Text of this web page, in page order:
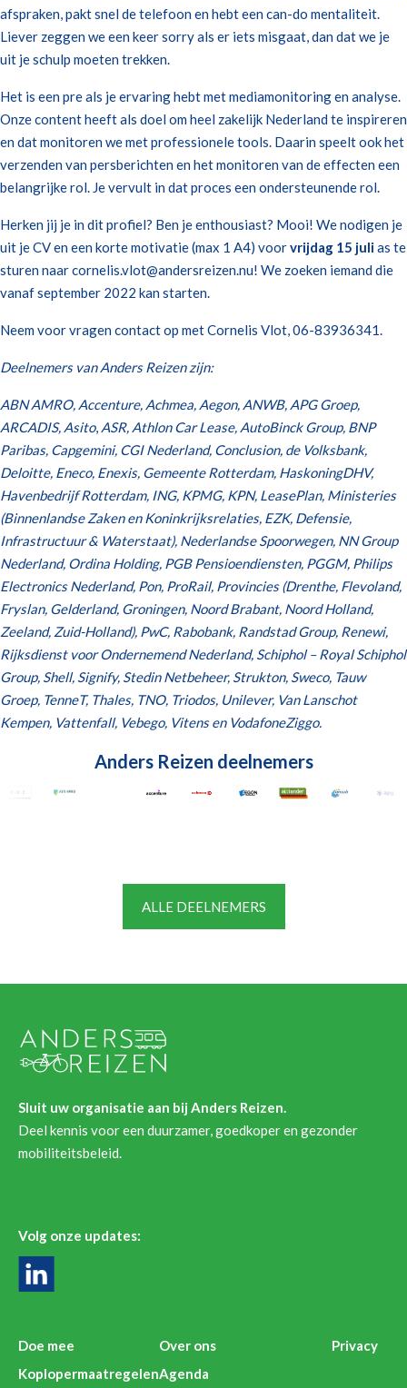
afspraken, pakt snel de telefoon en hebt een can-do mentaliteit.
Liever zeggen we een keer sorry als er iets misgaat, dan dat we je
uit je schulp moeten trekken.
Het is een pre als je ervaring hebt met mediamonitoring en analyse.
Onze content heeft als doel om heel zakelijk Nederland te inspireren
en dat monitoren we met professionele tools. Daarin speelt ook het
verzenden van persberichten en het monitoren van de effecten een
belangrijke rol. Je vervult in dat proces een ondersteunende rol.
Herken jij je in dit profiel? Ben je enthousiast? Mooi! We nodigen je
uit je CV en een korte motivatie (max 1 A4) voorvrijdag 15 julias te
sturen naar cornelis.vlot@andersreizen.nu! We zoeken iemand die
vanaf september 2022 kan starten.
Neem voor vragen contact op met Cornelis Vlot, 06-83936341.
Deelnemers van Anders Reizen zijn:
ABN AMRO, Accenture, Achmea, Aegon, ANWB, APG Groep,
ARCADIS, Asito, ASR, Athlon Car Lease, AutoBinck Group, BNP
Paribas, Capgemini, CGI Nederland, Conclusion, de Volksbank,
Deloitte, Eneco, Enexis, Gemeente Rotterdam, HaskoningDHV,
Havenbedrijf Rotterdam, ING, KPMG, KPN, LeasePlan, Ministeries
(Binnenlandse Zaken en Koninkrijksrelaties, EZK, Defensie,
Infrastructuur & Waterstaat), Nederlandse Spoorwegen, NN Group
Nederland, Ordina Holding, PGB Pensioendiensten, PGGM, Philips
Electronics Nederland, Pon, ProRail, Provincies (Drenthe, Flevoland,
Fryslan, Gelderland, Groningen, Noord Brabant, Noord Holland,
Zeeland, Zuid-Holland), PwC, Rabobank, Randstad Group, Renewi,
Rijksdienst voor Ondernemend Nederland, Schiphol – Royal Schiphol
Group, Shell, Signify, Stedin Netbeheer, Strukton, Sweco, Tauw
Groep, TenneT, Thales, TNO, Triodos, Unilever, Van Lanschot
Kempen, Vattenfall, Vebego, Vitens en VodafoneZiggo.
Anders Reizen deelnemers
ALLE DEELNEMERS
Sluit uw organisatie aan bij Anders Reizen.
Deel kennis voor een duurzamer, goedkoper en gezonder
mobiliteitsbeleid.
Doe mee
Koplopermaatregelen
Over ons
Agenda
Privacy
Volg onze updates: